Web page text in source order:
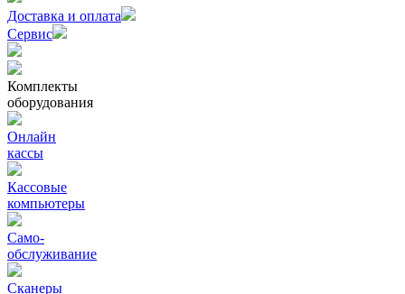
Доставка и оплата
Сервис
Комплекты
оборудования
Онлайн
кассы
Кассовые
компьютеры
Само-
обслуживание
Сканеры